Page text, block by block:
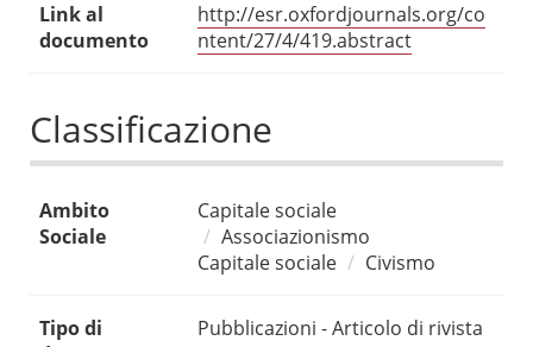
Link al
documento
http://esr.oxfordjournals.org/co
ntent/27/4/419.abstract
Classificazione
Ambito
Sociale
Capitale sociale
Associazionismo
Capitale sociale
Civismo
Tipo di
Pubblicazioni - Articolo di rivista